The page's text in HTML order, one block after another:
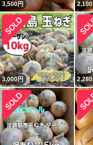
3,500円 2,100
3,000円 2,280